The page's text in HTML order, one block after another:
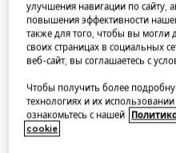
улучшения навигации по сайту,
повышения эффективности
также для того, чтобы вы могли
своих страницах в социальных
веб-сайт, вы соглашаетесь с
Чтобы получить более
технологиях и их
ознакомьтесь с нашей
cookie.